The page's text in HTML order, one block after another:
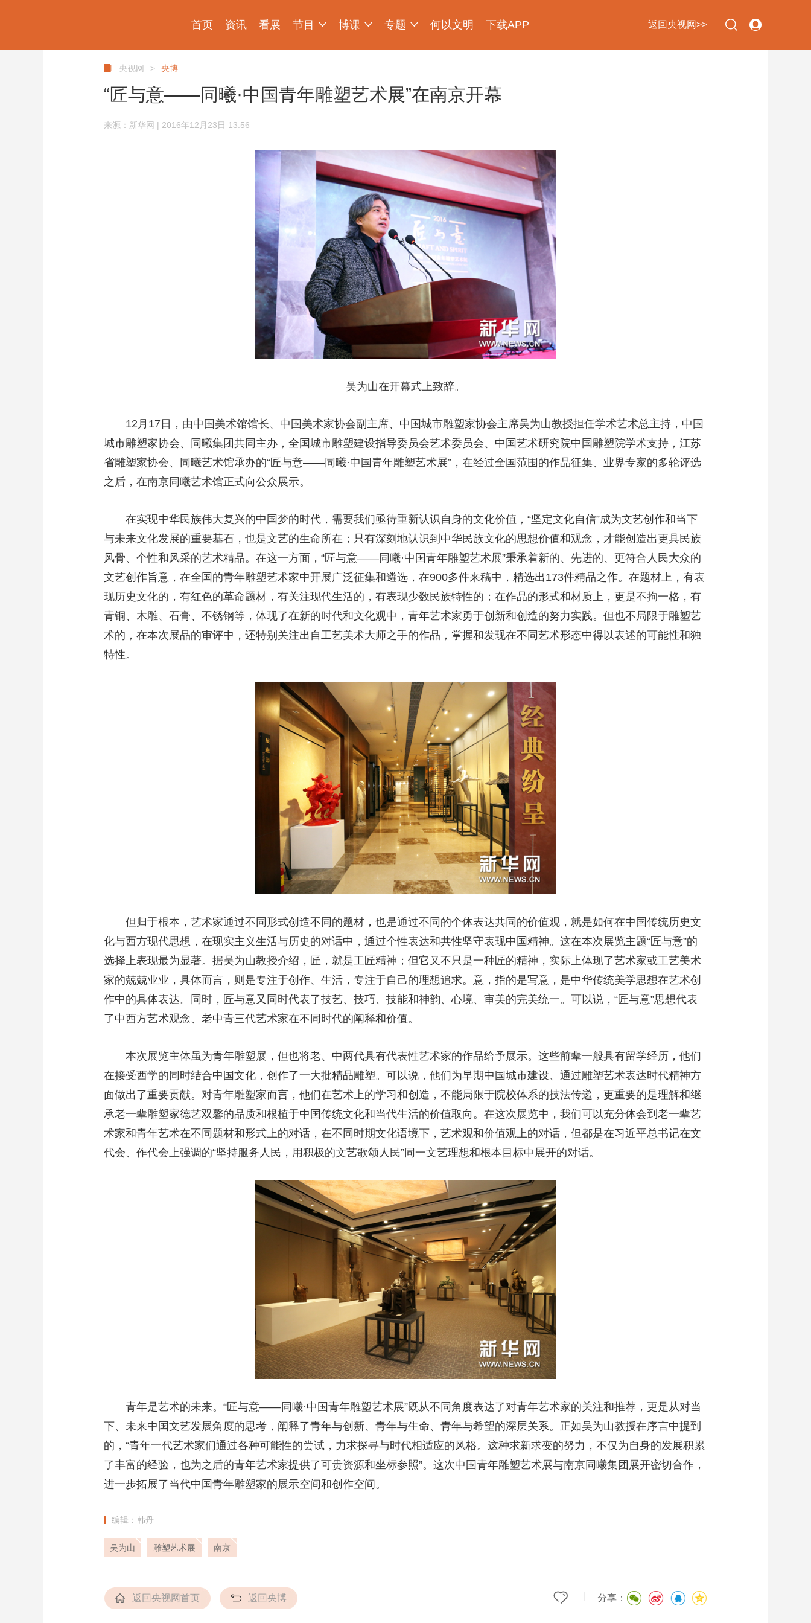
首页 资讯 看展 节目 博课 专题 何以文明 下载APP 返回央视网>>
央视网 > 央博
“匠与意——同曦·中国青年雕塑艺术展”在南京开幕
来源：新华网 | 2016年12月23日 13:56
吴为山在开幕式上致辞。
12月17日，由中国美术馆馆长、中国美术家协会副主席、中国城市雕塑家协会主席吴为山教授担任学术艺术总主持，中国
城市雕塑家协会、同曦集团共同主办，全国城市雕塑建设指导委员会艺术委员会、中国艺术研究院中国雕塑院学术支持，江苏
省雕塑家协会、同曦艺术馆承办的“匠与意——同曦·中国青年雕塑艺术展”，在经过全国范围的作品征集、业界专家的多轮评选
之后，在南京同曦艺术馆正式向公众展示。
在实现中华民族伟大复兴的中国梦的时代，需要我们亟待重新认识自身的文化价值，“坚定文化自信”成为文艺创作和当下
与未来文化发展的重要基石，也是文艺的生命所在；只有深刻地认识到中华民族文化的思想价值和观念，才能创造出更具民族
风骨、个性和风采的艺术精品。在这一方面，“匠与意——同曦·中国青年雕塑艺术展”秉承着新的、先进的、更符合人民大众的
文艺创作旨意，在全国的青年雕塑艺术家中开展广泛征集和遴选，在900多件来稿中，精选出173件精品之作。在题材上，有表
现历史文化的，有红色的革命题材，有关注现代生活的，有表现少数民族特性的；在作品的形式和材质上，更是不拘一格，有
青铜、木雕、石膏、不锈钢等，体现了在新的时代和文化观中，青年艺术家勇于创新和创造的努力实践。但也不局限于雕塑艺
术的，在本次展品的审评中，还特别关注出自工艺美术大师之手的作品，掌握和发现在不同艺术形态中得以表述的可能性和独
特性。
但归于根本，艺术家通过不同形式创造不同的题材，也是通过不同的个体表达共同的价值观，就是如何在中国传统历史文
化与西方现代思想，在现实主义生活与历史的对话中，通过个性表达和共性坚守表现中国精神。这在本次展览主题“匠与意”的
选择上表现最为显著。据吴为山教授介绍，匠，就是工匠精神；但它又不只是一种匠的精神，实际上体现了艺术家或工艺美术
家的兢兢业业，具体而言，则是专注于创作、生活，专注于自己的理想追求。意，指的是写意，是中华传统美学思想在艺术创
作中的具体表达。同时，匠与意又同时代表了技艺、技巧、技能和神韵、心境、审美的完美统一。可以说，“匠与意”思想代表
了中西方艺术观念、老中青三代艺术家在不同时代的阐释和价值。
本次展览主体虽为青年雕塑展，但也将老、中两代具有代表性艺术家的作品给予展示。这些前辈一般具有留学经历，他们
在接受西学的同时结合中国文化，创作了一大批精品雕塑。可以说，他们为早期中国城市建设、通过雕塑艺术表达时代精神方
面做出了重要贡献。对青年雕塑家而言，他们在艺术上的学习和创造，不能局限于院校体系的技法传递，更重要的是理解和继
承老一辈雕塑家德艺双馨的品质和根植于中国传统文化和当代生活的价值取向。在这次展览中，我们可以充分体会到老一辈艺
术家和青年艺术在不同题材和形式上的对话，在不同时期文化语境下，艺术观和价值观上的对话，但都是在习近平总书记在文
代会、作代会上强调的“坚持服务人民，用积极的文艺歌颂人民”同一文艺理想和根本目标中展开的对话。
青年是艺术的未来。“匠与意——同曦·中国青年雕塑艺术展”既从不同角度表达了对青年艺术家的关注和推荐，更是从对当
下、未来中国文艺发展角度的思考，阐释了青年与创新、青年与生命、青年与希望的深层关系。正如吴为山教授在序言中提到
的，“青年一代艺术家们通过各种可能性的尝试，力求探寻与时代相适应的风格。这种求新求变的努力，不仅为自身的发展积累
了丰富的经验，也为之后的青年艺术家提供了可贵资源和坐标参照”。这次中国青年雕塑艺术展与南京同曦集团展开密切合作，
进一步拓展了当代中国青年雕塑家的展示空间和创作空间。
编辑：韩丹
吴为山 雕塑艺术展 南京
返回央视网首页 返回央博 分享：